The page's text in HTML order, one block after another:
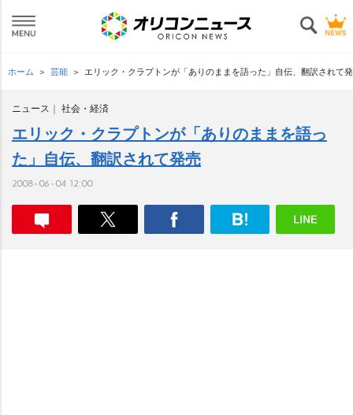
ホーム 芸能 エリック・クラプトンが「ありのままを語った」自伝、翻訳されて
ニュース 社会・経済
エリック・クラプトンが「ありのままを語っ
た」自伝、翻訳されて発売
2008-06-04 12:00